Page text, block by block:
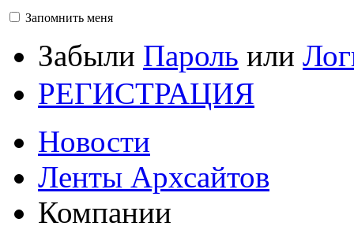
Запомнить меня
Забыли Пароль или
РЕГИСТРАЦИЯ
Новости
Ленты Архсайтов
Компании